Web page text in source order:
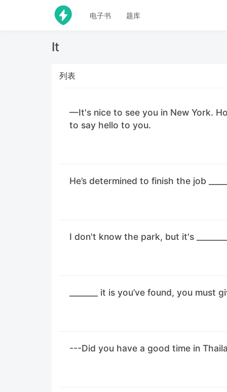
电子书 题库
It
列表
—It's nice to see you in New York.
to say hello to you.
He’s determined to finish the job
I don't know the park, but it's
_______ it is you’ve found, you
---Did you have a good time in